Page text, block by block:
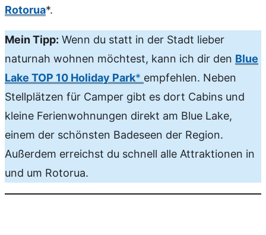
Rotorua*.
Mein Tipp: Wenn du statt in der Stadt lieber
naturnah wohnen möchtest, kann ich dir den Blue
Lake TOP 10 Holiday Park* empfehlen. Neben
Stellplätzen für Camper gibt es dort Cabins und
kleine Ferienwohnungen direkt am Blue Lake,
einem der schönsten Badeseen der Region.
Außerdem erreichst du schnell alle Attraktionen in
und um Rotorua.